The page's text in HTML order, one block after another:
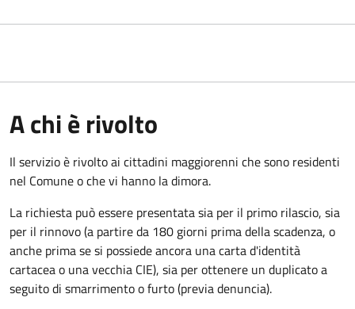
A chi è rivolto
Il servizio è rivolto ai cittadini maggiorenni che sono residenti
nel Comune o che vi hanno la dimora.
La richiesta può essere presentata sia per il primo rilascio, sia
per il rinnovo (a partire da 180 giorni prima della scadenza, o
anche prima se si possiede ancora una carta d'identità
cartacea o una vecchia CIE), sia per ottenere un duplicato a
seguito di smarrimento o furto (previa denuncia).